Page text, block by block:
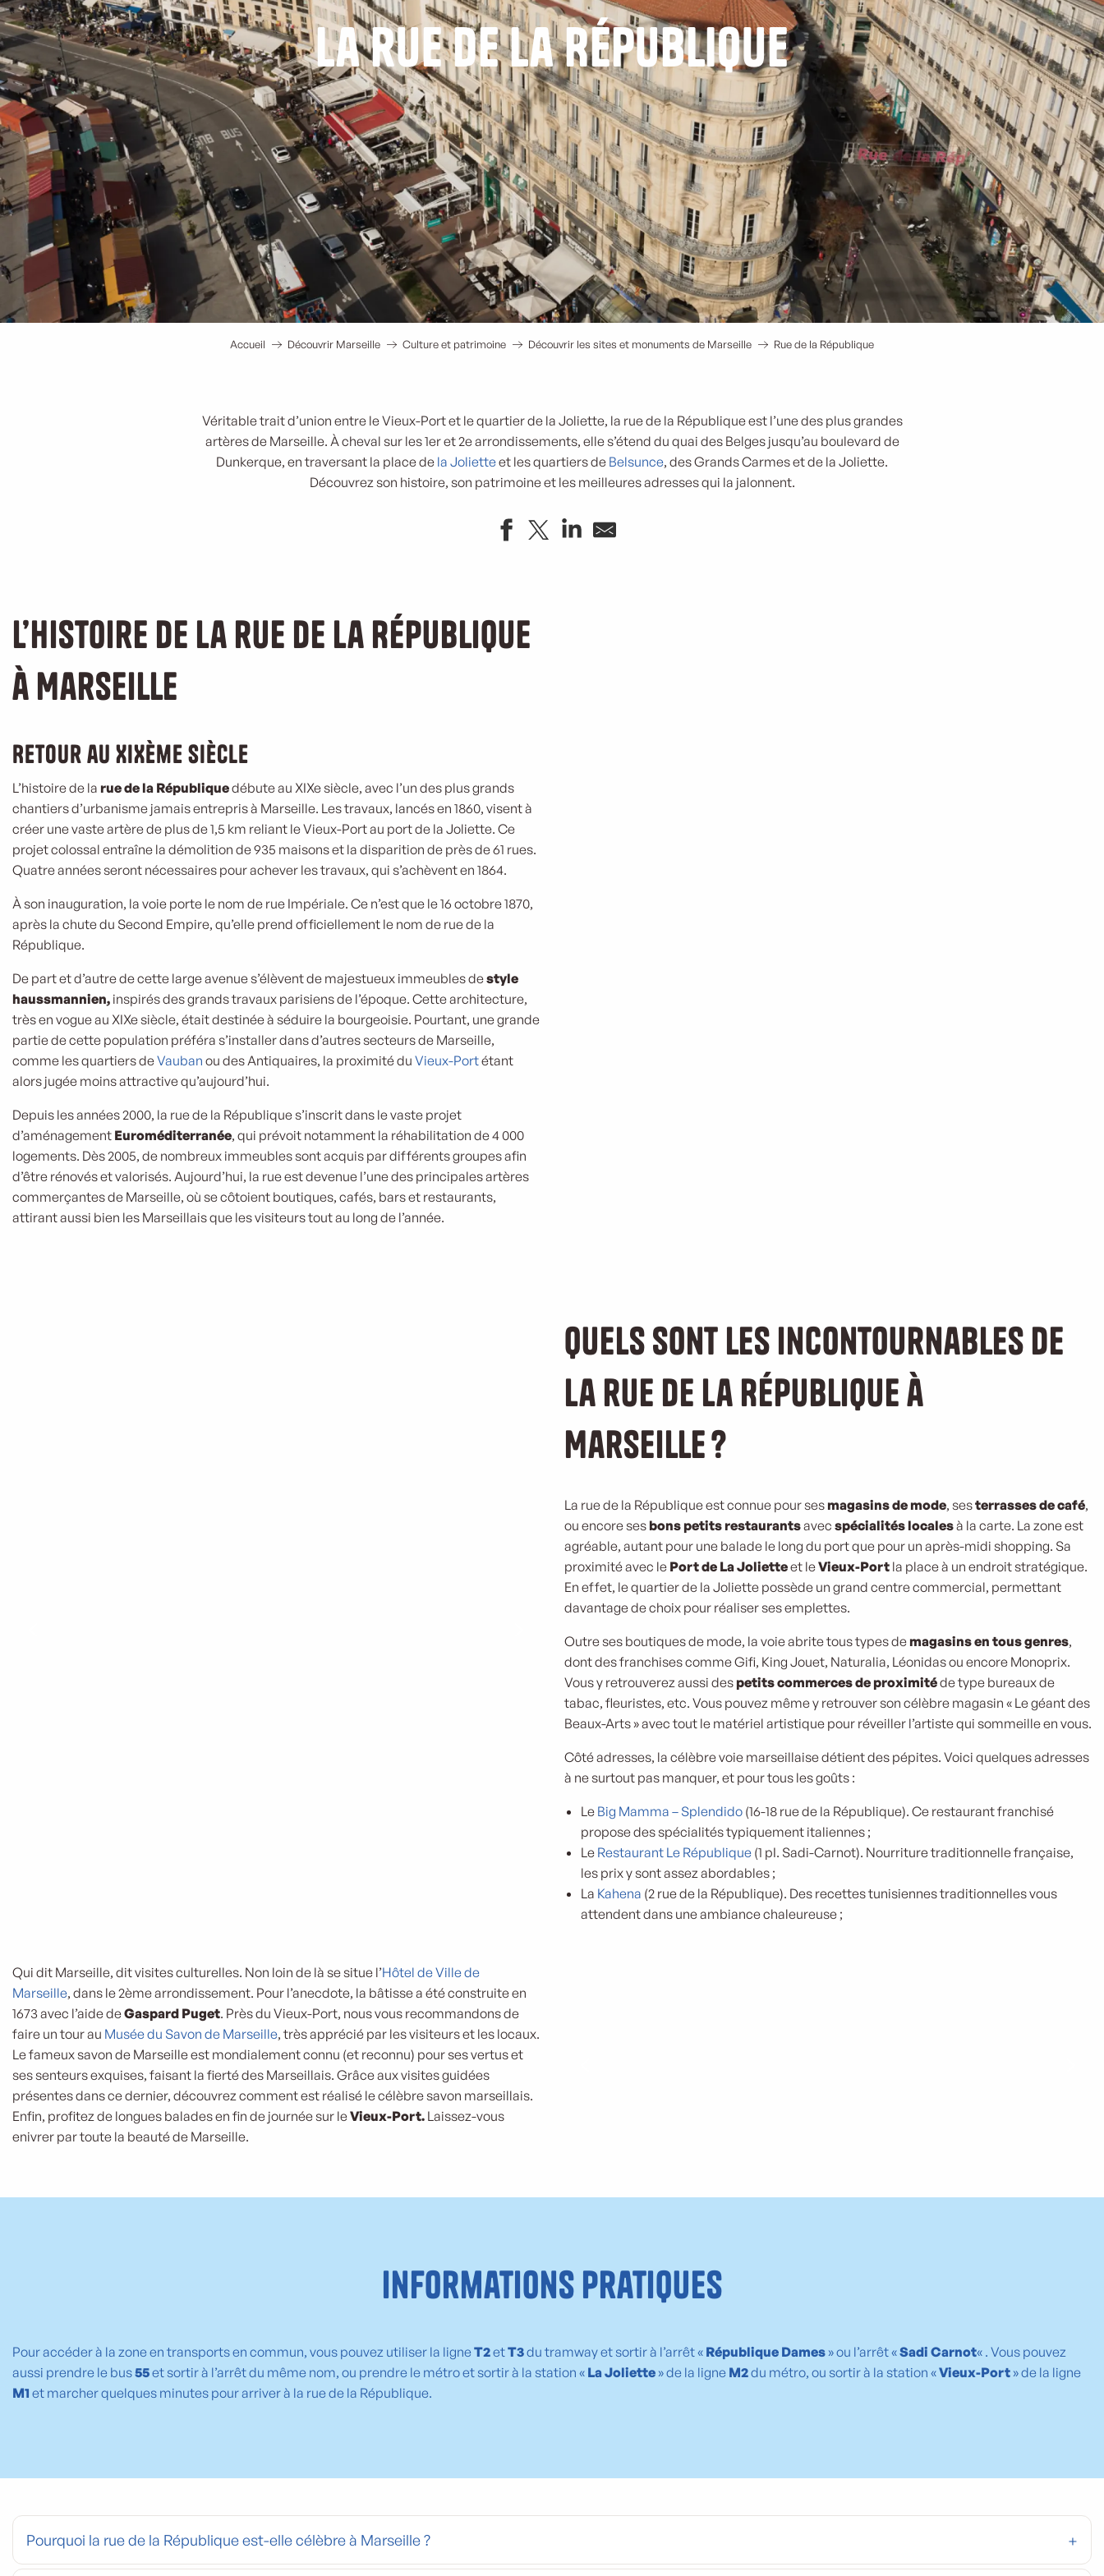
La rue de la République
Accueil Découvrir Marseille Culture et patrimoine Découvrir les sites et monuments de Marseille Rue de la République
Véritable trait d’union entre le Vieux-Port et le quartier de la Joliette, la rue de la République est l’une des plus grandes
artères de Marseille. À cheval sur les 1er et 2e arrondissements, elle s’étend du quai des Belges jusqu’au boulevard de
Dunkerque, en traversant la place de la Jolietteet les quartiers de Belsunce, des Grands Carmes et de la Joliette.
Découvrez son histoire, son patrimoine et les meilleures adresses qui la jalonnent.
L’histoire de la rue de la République
à Marseille
Retour au XIXème siècle
L’histoire de la rue de la Républiquedébute au XIXe siècle, avec l’un des plus grands
chantiers d’urbanisme jamais entrepris à Marseille. Les travaux, lancés en 1860, visent à
créer une vaste artère de plus de 1,5 km reliant le Vieux-Port au port de la Joliette. Ce
projet colossal entraîne la démolition de 935 maisons et la disparition de près de 61 rues.
Quatre années seront nécessaires pour achever les travaux, qui s’achèvent en 1864.
À son inauguration, la voie porte le nom de rue Impériale. Ce n’est que le 16 octobre 1870,
après la chute du Second Empire, qu’elle prend officiellement le nom de rue de la
République.
De part et d’autre de cette large avenue s’élèvent de majestueux immeubles destyle
haussmannien, inspirés des grands travaux parisiens de l’époque. Cette architecture,
très en vogue au XIXe siècle, était destinée à séduire la bourgeoisie. Pourtant, une grande
partie de cette population préféra s’installer dans d’autres secteurs de Marseille,
comme les quartiers deVauban ou des Antiquaires, la proximité du Vieux-Portétant
alors jugée moins attractive qu’aujourd’hui.
Depuis les années 2000, la rue de la République s’inscrit dans le vaste projet
d’aménagement Euroméditerranée, qui prévoit notamment la réhabilitation de 4 000
logements. Dès 2005, de nombreux immeubles sont acquis par différents groupes afin
d’être rénovés et valorisés. Aujourd’hui, la rue est devenue l’une des principales artères
commerçantes de Marseille, où se côtoient boutiques, cafés, bars et restaurants,
attirant aussi bien les Marseillais que les visiteurs tout au long de l’année.
Quels sont les incontournables de
la rue de La République à
Marseille ?
La rue de la République est connue pour ses magasins de mode, sesterrasses de café,
ou encore ses bons petits restaurantsavec spécialités localesà la carte. La zone est
agréable, autant pour une balade le long du port que pour un après-midi shopping. Sa
proximité avec le Port de La Jolietteet leVieux-Port la place à un endroit stratégique.
En effet, le quartier de la Joliette possède un grand centre commercial, permettant
davantage de choix pour réaliser ses emplettes.
Outre ses boutiques de mode, la voie abrite tous types de magasins en tous genres,
dont des franchises comme Gifi, King Jouet, Naturalia, Léonidas ou encore Monoprix.
Vous y retrouverez aussi des petits commerces de proximitéde type bureaux de
tabac, fleuristes, etc. Vous pouvez même y retrouver son célèbre magasin « Le géant des
Beaux-Arts » avec tout le matériel artistique pour réveiller l’artiste qui sommeille en vous.
Côté adresses, la célèbre voie marseillaise détient des pépites. Voici quelques adresses
à ne surtout pas manquer, et pour tous les goûts :
Le Big Mamma – Splendido (16-18 rue de la République). Ce restaurant franchisé
propose des spécialités typiquement italiennes ;
Le Restaurant Le République (1 pI. Sadi-Carnot). Nourriture traditionnelle française,
les prix y sont assez abordables ;
La Kahena (2 rue de la République). Des recettes tunisiennes traditionnelles vous
attendent dans une ambiance chaleureuse ;
Qui dit Marseille, dit visites culturelles. Non loin de là se situe l’Hôtel de Ville de
Marseille, dans le 2ème arrondissement. Pour l’anecdote, la bâtisse a été construite en
1673 avec l’aide deGaspard Puget. Près du Vieux-Port, nous vous recommandons de
faire un tour au Musée du Savon de Marseille, très apprécié par les visiteurs et les locaux.
Le fameux savon de Marseille est mondialement connu (et reconnu) pour ses vertus et
ses senteurs exquises, faisant la fierté des Marseillais. Grâce aux visites guidées
présentes dans ce dernier, découvrez comment est réalisé le célèbre savon marseillais.
Enfin, profitez de longues balades en fin de journée sur leVieux-Port. Laissez-vous
enivrer par toute la beauté de Marseille.
Informations pratiques
Pour accéder à la zone en transports en commun, vous pouvez utiliser la ligneT2etT3du tramway et sortir à l’arrêt « République Dames» ou l’arrêt «Sadi Carnot« . Vous pouvez
aussi prendre le bus55et sortir à l’arrêt du même nom, ou prendre le métro et sortir à la station « La Joliette» de la ligne M2du métro, ou sortir à la station «Vieux-Port» de la ligne
M1 et marcher quelques minutes pour arriver à la rue de la République.
Pourquoi la rue de la République est-elle célèbre à Marseille ?